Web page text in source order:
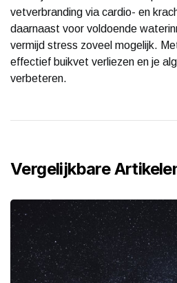
vetverbranding via cardio- en
daarnaast voor voldoende
vermijd stress zoveel mogelijk.
effectief buikvet verliezen en je
verbeteren.
Vergelijkbare